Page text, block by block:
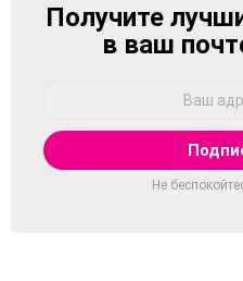
NEWSLETTER
Получите
в ваш
Не